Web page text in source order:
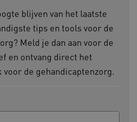
blijven van het laatste
tips en tools voor de
Meld je dan aan voor de
en ontvang direct het
de gehandicaptenzorg.
www.kennispleingehandicaptensector.nl
Amazon.com Inc.
vilans.blueconic.net